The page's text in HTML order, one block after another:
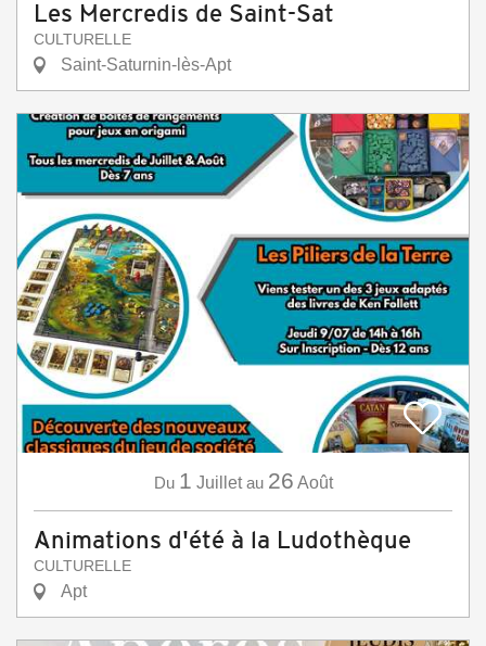
Les Mercredis de Saint-Sat
CULTURELLE
Saint-Saturnin-lès-Apt
Du 1 Juillet au 26 Août
Animations d'été à la Ludothèque
CULTURELLE
Apt